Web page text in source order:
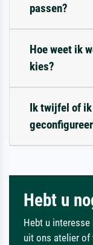
passen?
Hoe weet ik
kies?
Ik twijfel of ik
Hebt u
Hebt u
uit ons atelier